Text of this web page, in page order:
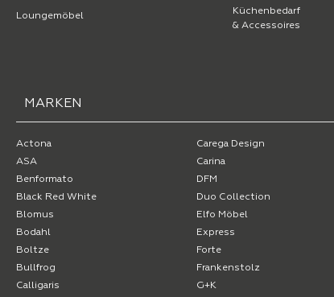
Loungemöbel
Küchenbedarf
& Accessoires
MARKEN
Actona
ASA
Benformato
Black Red White
Blomus
Bodahl
Boltze
Bullfrog
Calligaris
Carega Design
Carina
DFM
Duo Collection
Elfo Möbel
Express
Forte
Frankenstolz
G+K